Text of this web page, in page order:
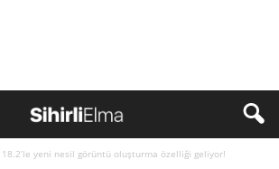
18.2’le yeni nesil görüntü oluşturma özelliği geliyor!